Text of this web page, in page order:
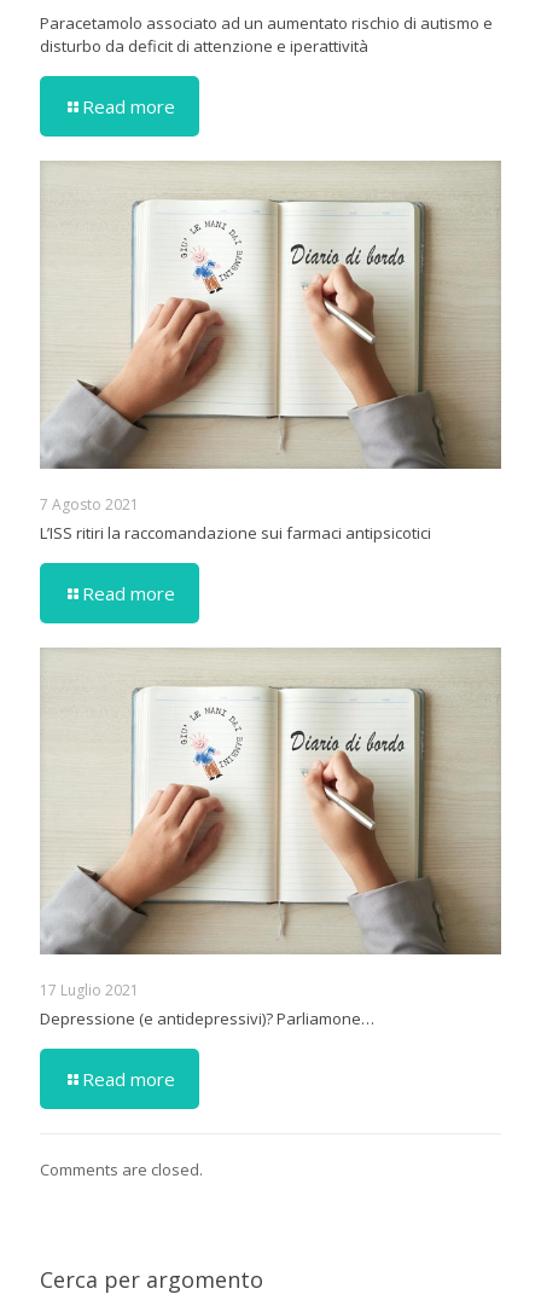
Paracetamolo associato ad un aumentato rischio di autismo e
disturbo da deficit di attenzione e iperattività
Read more
7 Agosto 2021
L’ISS ritiri la raccomandazione sui farmaci antipsicotici
Read more
17 Luglio 2021
Depressione (e antidepressivi)? Parliamone…
Read more
Comments are closed.
Cerca per argomento